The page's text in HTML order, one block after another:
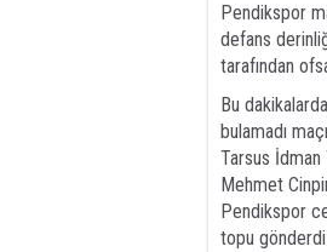
Pendikspor
defans
tarafından
Bu
bulamadı
Tarsus İdman
Mehmet
Pendikspor
topu gönderdi